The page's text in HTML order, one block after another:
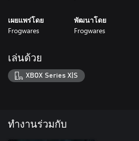
เผยแพร่โดย
Frogwares
พัฒนาโดย
Frogwares
เล่นด้วย
XBOX Series X|S
ทำงานร่วมกับ